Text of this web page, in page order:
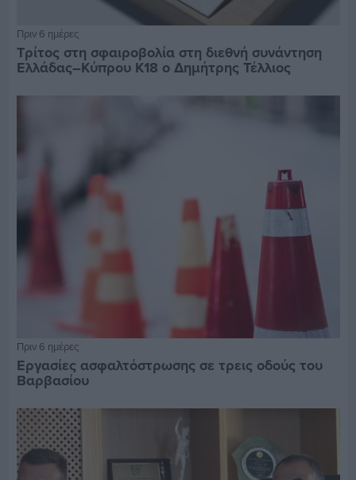
Πριν 6 ημέρες
Τρίτος στη σφαιροβολία στη διεθνή συνάντηση
Ελλάδας–Κύπρου Κ18 ο Δημήτρης Τέλλιος
Πριν 6 ημέρες
Εργασίες ασφαλτόστρωσης σε τρεις οδούς του
Βαρβασίου